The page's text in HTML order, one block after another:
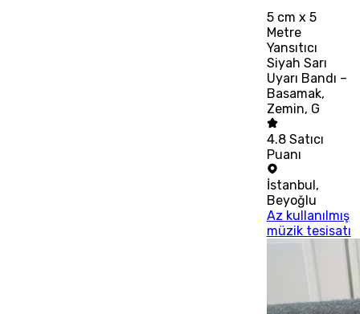
5 cm x 5
Metre
Yansıtıcı
Siyah Sarı
Uyarı Bandı –
Basamak,
Zemin, G
4.8 Satıcı
Puanı
İstanbul,
Beyoğlu
Az kullanılmış
müzik tesisatı